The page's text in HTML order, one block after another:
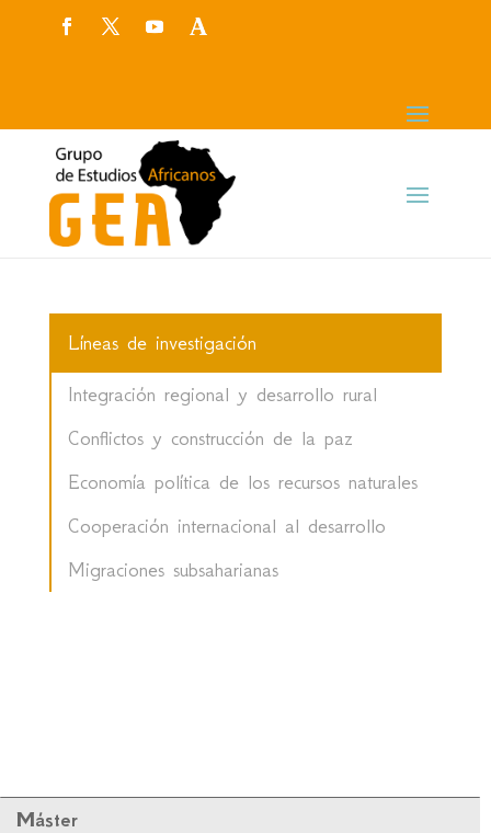
Líneas de investigación
Integración regional y desarrollo rural
Conflictos y construcción de la paz
Economía política de los recursos naturales
Cooperación internacional al desarrollo
Migraciones subsaharianas
Máster